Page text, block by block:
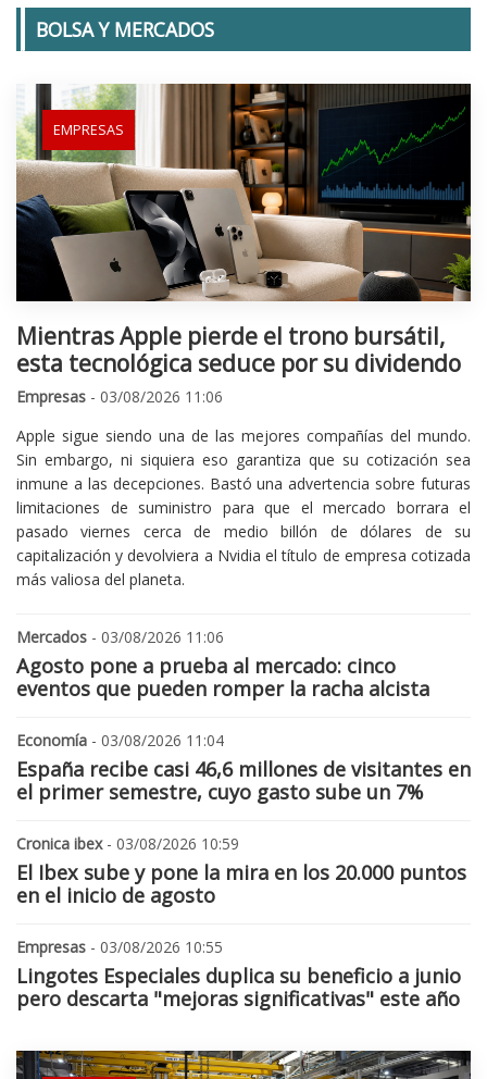
BOLSA Y MERCADOS
EMPRESAS
Mientras Apple pierde el trono bursátil,
esta tecnológica seduce por su dividendo
Empresas - 03/08/2026 11:06
Apple sigue siendo una de las mejores compañías del mundo.
Sin embargo, ni siquiera eso garantiza que su cotización sea
inmune a las decepciones. Bastó una advertencia sobre futuras
limitaciones de suministro para que el mercado borrara el
pasado viernes cerca de medio billón de dólares de su
capitalización y devolviera a Nvidia el título de empresa cotizada
más valiosa del planeta.
Mercados - 03/08/2026 11:06
Agosto pone a prueba al mercado: cinco
eventos que pueden romper la racha alcista
Economía - 03/08/2026 11:04
España recibe casi 46,6 millones de visitantes en
el primer semestre, cuyo gasto sube un 7%
Cronica ibex- 03/08/2026 10:59
El Ibex sube y pone la mira en los 20.000 puntos
en el inicio de agosto
Empresas - 03/08/2026 10:55
Lingotes Especiales duplica su beneficio a junio
pero descarta "mejoras significativas" este año